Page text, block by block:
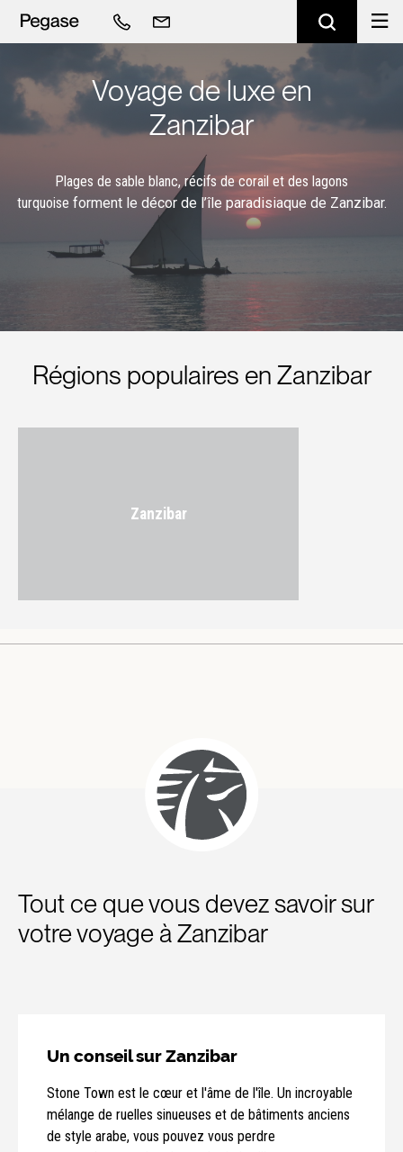
Voyage de luxe en
Zanzibar
Plages de sable blanc, récifs de corail et des lagons
turquoise forment le décor de l’île paradisiaque de Zanzibar.
Régions populaires en Zanzibar
Zanzibar
Tout ce que vous devez savoir sur
votre voyage à Zanzibar
Un conseil sur Zanzibar
Stone Town est le cœur et l'âme de l'île. Un incroyable
mélange de ruelles sinueuses et de bâtiments anciens
de style arabe, vous pouvez vous perdre